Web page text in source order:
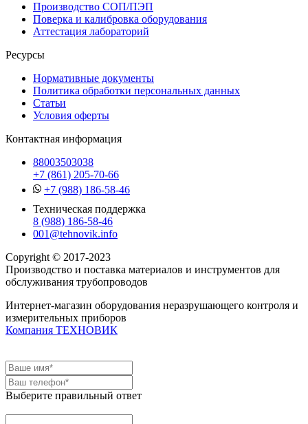
Производство СОП/ПЭП
Поверка и калибровка оборудования
Аттестация лабораторий
Ресурсы
Нормативные документы
Политика обработки персональных данных
Статьи
Условия оферты
Контактная информация
88003503038
+7 (861) 205-70-66
+7 (988) 186-58-46
Техническая поддержка
8 (988) 186-58-46
001@tehnovik.info
Copyright © 2017-2023
Производство и поставка материалов и инструментов для
обслуживания трубопроводов
Интернет-магазин оборудования неразрушающего контроля и
измерительных приборов
Компания ТЕХНОВИК
Выберите правильный ответ